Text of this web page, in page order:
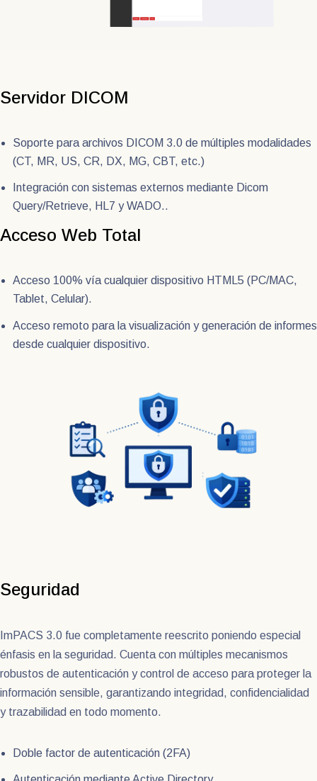
Servidor DICOM
Soporte para archivos DICOM 3.0 de múltiples modalidades
(CT, MR, US, CR, DX, MG, CBT, etc.)
Integración con sistemas externos mediante Dicom
Query/Retrieve, HL7 y WADO..
Acceso Web Total
Acceso 100% vía cualquier dispositivo HTML5 (PC/MAC,
Tablet, Celular).
Acceso remoto para la visualización y generación de informes
desde cualquier dispositivo.
Seguridad
ImPACS 3.0 fue completamente reescrito poniendo especial
énfasis en la seguridad. Cuenta con múltiples mecanismos
robustos de autenticación y control de acceso para proteger la
información sensible, garantizando integridad, confidencialidad
y trazabilidad en todo momento.
Doble factor de autenticación (2FA)